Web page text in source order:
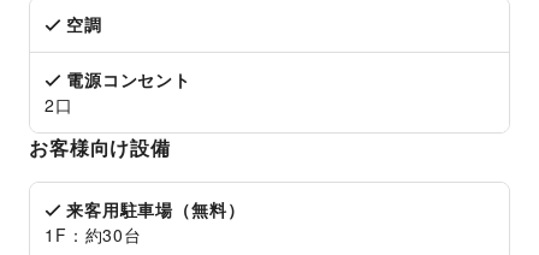
空調
電源コンセント
2口
お客様向け設備
来客用駐車場（無料）
1F：約30台